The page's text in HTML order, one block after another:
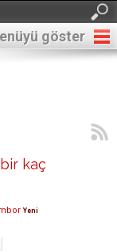
göster
kaç
Yeni